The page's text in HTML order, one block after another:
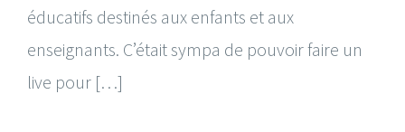
éducatifs destinés aux enfants et aux
enseignants. C’était sympa de pouvoir faire un
live pour […]